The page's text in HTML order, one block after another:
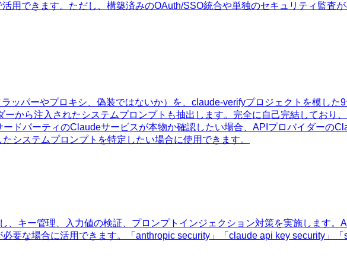
用できます。ただし、構築済みのOAuth/SSO統合や単独のセキュリティ監査
ッパーやプロキシ、偽装ではないか）を、claude-verifyプロジェクトを模した
から注入されたシステムプロンプトも抽出します。完全に自己完結しており
ドパーティのClaudeサービスが本物か確認したい場合、APIプロバイダーの
システムプロンプトを特定したい場合に使用できます。
、キー管理、入力値の検証、プロンプトインジェクション対策を実施します。
要な場合に活用できます。「anthropic security」「claude api key security」